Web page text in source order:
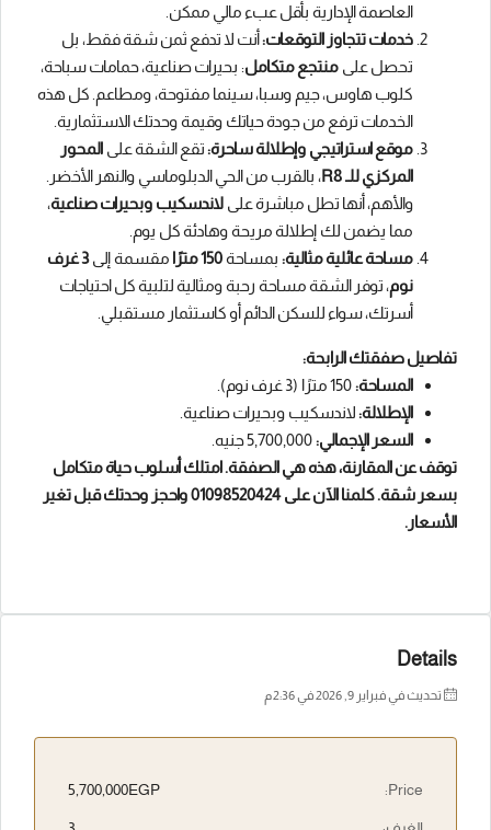
العاصمة الإدارية بأقل عبء مالي ممكن.
خدمات تتجاوز التوقعات:أنت لا تدفع ثمن شقة فقط، بل
تحصل على منتجع متكامل: بحيرات صناعية، حمامات سباحة،
كلوب هاوس، جيم وسبا، سينما مفتوحة، ومطاعم. كل هذه
الخدمات ترفع من جودة حياتك وقيمة وحدتك الاستثمارية.
موقع استراتيجي وإطلالة ساحرة:تقع الشقة على المحور
المركزي للـ R8
، بالقرب من الحي الدبلوماسي والنهر الأخضر.
والأهم، أنها تطل مباشرة على لاندسكيب وبحيرات صناعية،
مما يضمن لك إطلالة مريحة وهادئة كل يوم.
مساحة عائلية مثالية: بمساحة150 مترًا مقسمة إلى 3 غرف
نوم، توفر الشقة مساحة رحبة ومثالية لتلبية كل احتياجات
أسرتك، سواء للسكن الدائم أو كاستثمار مستقبلي.
تفاصيل صفقتك الرابحة:
المساحة:
الإطلالة:لاندسكيب وبحيرات صناعية.
السعر الإجمالي:
توقف عن المقارنة، هذه هي الصفقة. امتلك أسلوب حياة متكامل
بسعر شقة. كلمنا الآن على 01098520424 واحجز وحدتك قبل تغير
الأسعار.
Details
تحديث في فبراير 9, 2026 في 2:36 م
Price:
5,700,000EGP